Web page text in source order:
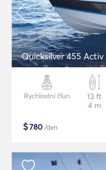
Quicksilver 455 Activ
Rychlostní člun
13 ft
4 m
$780 /den